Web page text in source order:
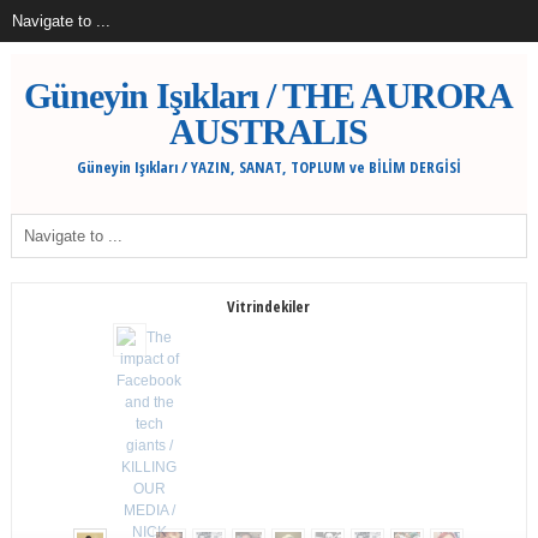
Güneyin Işıkları / THE AURORA
AUSTRALIS
Güneyin Işıkları / YAZIN, SANAT, TOPLUM ve BİLİM DERGİSİ
Vitrindekiler